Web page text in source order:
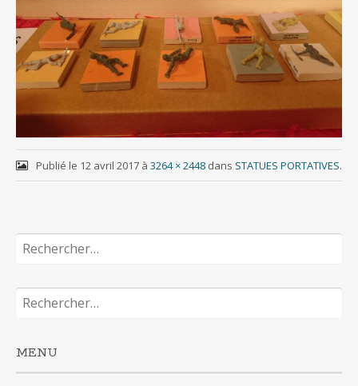
Publié le 12 avril 2017à 3264 × 2448dans STATUES PORTATIVES.
Rechercher :
Rechercher :
MENU